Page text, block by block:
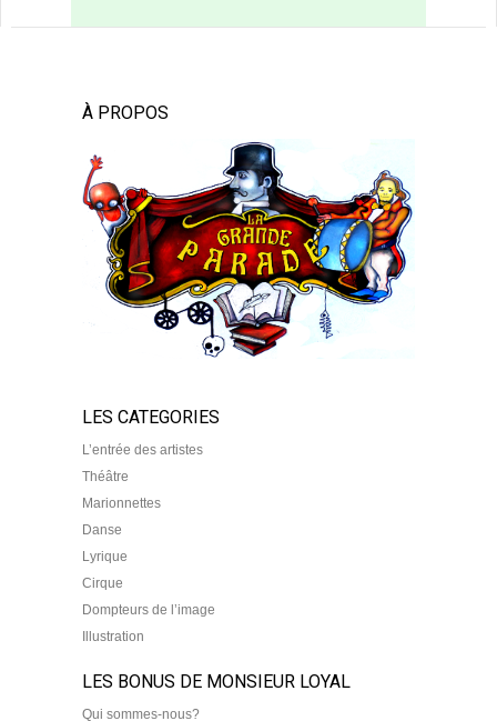
À PROPOS
LES CATEGORIES
L’entrée des artistes
Théâtre
Marionnettes
Danse
Lyrique
Cirque
Dompteurs de l’image
Illustration
LES BONUS DE MONSIEUR LOYAL
Qui sommes-nous?